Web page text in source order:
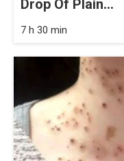
Drop Of Plain...
7 h 30 min